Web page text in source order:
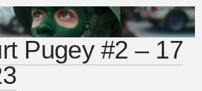
Pugey #2 – 17